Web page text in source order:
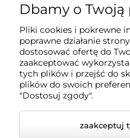
Zakupy
Pomoc
Moje konto
Dbamy o
Pliki cookies i pokrewne
poprawne działanie
dostosować ofertę do
zaakceptować
tych plików i przejść do
plików do swoich
"Dostosuj zgody".
zaakceptuj